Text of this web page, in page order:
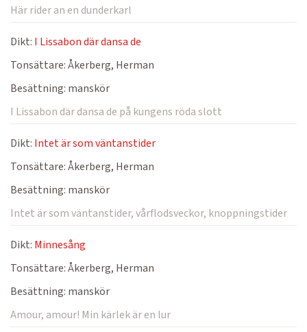
Här rider an en dunderkarl
Dikt: I Lissabon där dansa de
Tonsättare:Åkerberg, Herman
Besättning: manskör
I Lissabon där dansa de på kungens röda slott
Dikt: Intet är som väntanstider
Tonsättare:Åkerberg, Herman
Besättning: manskör
Intet är som väntanstider, vårflodsveckor, knoppningstider
Dikt: Minnesång
Tonsättare:Åkerberg, Herman
Besättning: manskör
Amour, amour! Min kärlek är en lur